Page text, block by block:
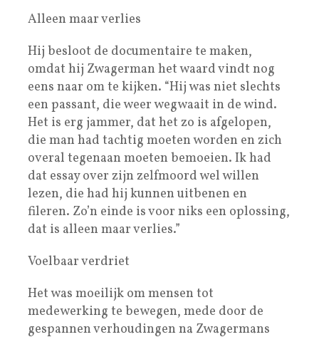
Alleen maar verlies
Hij besloot de documentaire te maken,
omdat hij Zwagerman het waard vindt nog
eens naar om te kijken. “Hij was niet slechts
een passant, die weer wegwaait in de wind.
Het is erg jammer, dat het zo is afgelopen,
die man had tachtig moeten worden en zich
overal tegenaan moeten ­bemoeien. Ik had
dat essay over zijn zelfmoord wel willen
lezen, die had hij kunnen uitbenen en
fileren. Zo’n einde is voor niks een oplossing,
dat is alleen maar verlies.”
Voelbaar verdriet
Het was moeilijk om mensen tot
medewerking te bewegen, mede door de
gespannen verhoudingen na Zwagermans